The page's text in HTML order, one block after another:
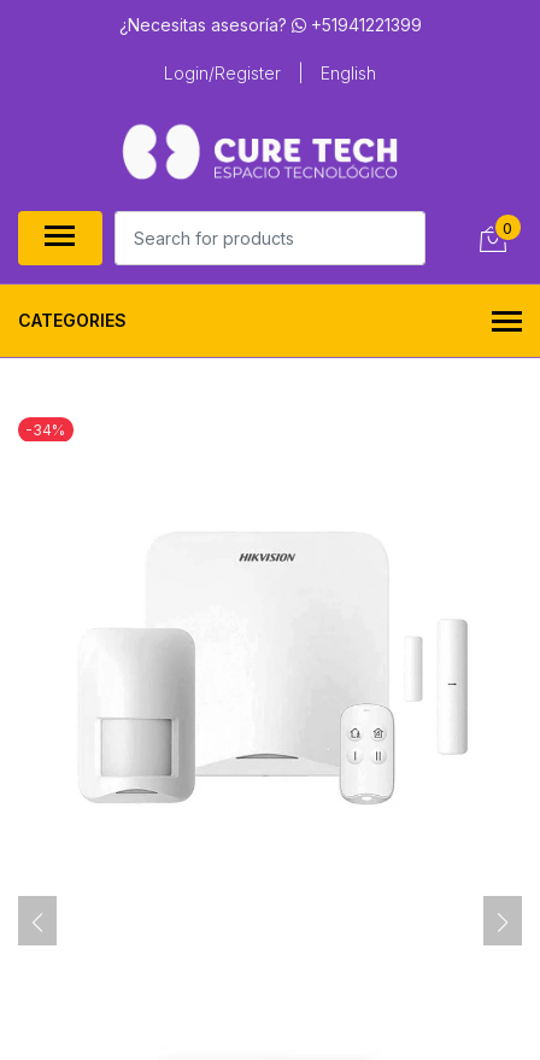
¿Necesitas asesoría? +51941221399
Login/Register English
0
CATEGORIES
-34%